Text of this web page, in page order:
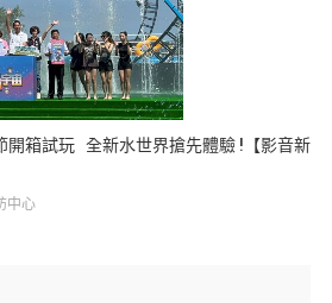
開箱試玩 全新水世界搶先體驗 !【影音新
中心